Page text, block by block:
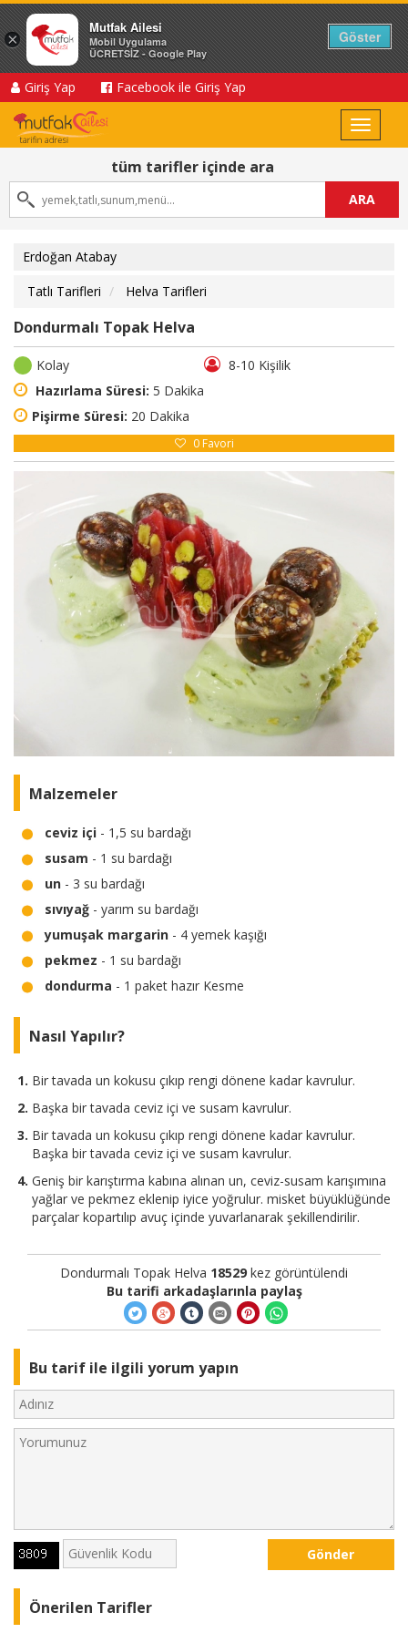
Giriş Yap Facebook ile Giriş Yap
Toggle
tüm tarifler içinde ara
ARA
Erdoğan Atabay
Tatlı Tarifleri
Helva Tarifleri
Dondurmalı Topak Helva
Kolay
8-10 Kişilik
Hazırlama Süresi: 5 Dakika
Pişirme Süresi: 20 Dakika
0 Favori
Malzemeler
ceviz içi - 1,5 su bardağı
susam - 1 su bardağı
un - 3 su bardağı
sıvıyağ - yarım su bardağı
yumuşak margarin - 4 yemek kaşığı
pekmez - 1 su bardağı
dondurma - 1 paket hazır Kesme
Nasıl Yapılır?
Bir tavada un kokusu çıkıp rengi dönene kadar kavrulur.
Başka bir tavada ceviz içi ve susam kavrulur.
Bir tavada un kokusu çıkıp rengi dönene kadar kavrulur.
Başka bir tavada ceviz içi ve susam kavrulur.
Geniş bir karıştırma kabına alınan un, ceviz-susam karışımına
yağlar ve pekmez eklenip iyice yoğrulur. misket büyüklüğünde
parçalar kopartılıp avuç içinde yuvarlanarak şekillendirilir.
Dondurmalı Topak Helva 18529 kez görüntülendi
Bu tarifi arkadaşlarınla paylaş
Bu tarif ile ilgili yorum yapın
Gönder
Önerilen Tarifler
×
Mutfak Ailesi
Mobil Uygulama
ÜCRETSİZ - Google Play
Göster